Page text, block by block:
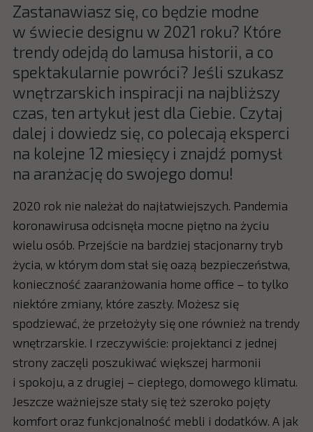
Zastanawiasz się, co będzie modne
w świecie designu w 2021 roku? Które
trendy odejdą do lamusa historii, a co
spektakularnie powróci? Jeśli szukasz
wnętrzarskich inspiracji na najbliższy
czas, ten artykuł jest dla Ciebie. Czytaj
dalej i dowiedz się, co polecają eksperci
na kolejne 12 miesięcy i znajdź pomysł
na aranżację do swojego domu!
2020 rok nie należał do najłatwiejszych. Pandemia
koronawirusa odcisnęła mocne piętno na życiu
wielu osób. Przejście na bardziej stacjonarny tryb
życia, w którym dom stał się oazą bezpieczeństwa,
konieczność zaaranżowania home office – to tylko
niektóre zmiany, które zaszły. Możesz się
spodziewać, że przełożyły się one również na trendy
wnętrzarskie. I rzeczywiście: projektanci z jednej
strony zaczęli poszukiwać większej harmonii
i spokoju, a z drugiej – ciepłego, domowego klimatu.
Jeszcze ważniejsze stały się też szeroko pojęty
komfort oraz funkcjonalność mebli i dodatków. A jak